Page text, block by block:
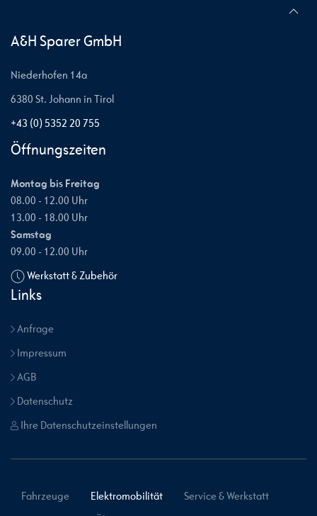
A&H Sparer GmbH
Niederhofen 14a
6380 St. Johann in Tirol
+43 (0) 5352 20 755
Öffnungszeiten
Montag bis Freitag
08.00 - 12.00 Uhr
13.00 - 18.00 Uhr
Samstag
09.00 - 12.00 Uhr
Werkstatt & Zubehör
Links
Anfrage
Impressum
AGB
Datenschutz
Ihre Datenschutzeinstellungen
Fahrzeuge Elektromobilität
Service & Werkstatt